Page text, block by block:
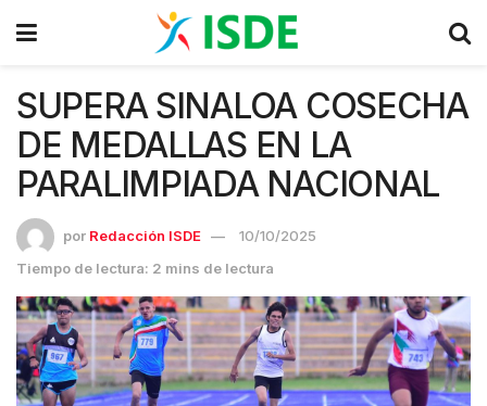
SUPERA SINALOA COSECHA
DE MEDALLAS EN LA
PARALIMPIADA NACIONAL
por Redacción ISDE
10/10/2025
Tiempo de lectura: 2 mins de lectura